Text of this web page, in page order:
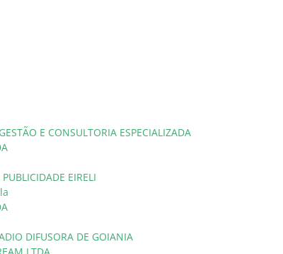
E CONSULTORIA ESPECIALIZADA
EIRELI
DIFUSORA DE GOIANIA